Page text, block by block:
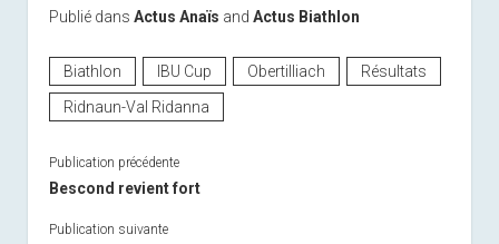
Publié dans Actus Anaïs and Actus Biathlon
Biathlon IBU Cup Obertilliach
Résultats
Ridnaun-Val Ridanna
Publication précédente
Bescond revient fort
Publication suivante